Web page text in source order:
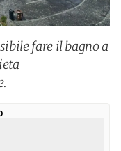
fare il bagno a